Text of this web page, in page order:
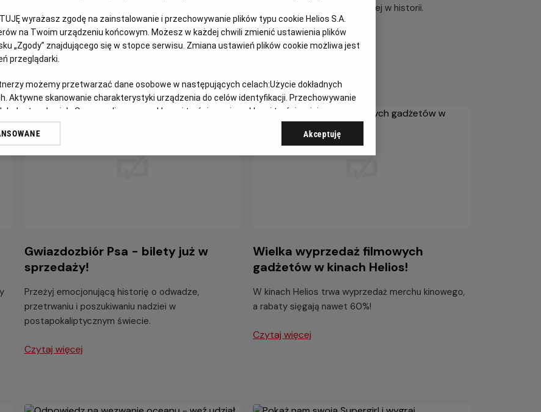
zapraszamy do udziału w kreatywnym konkursie.
Czytaj więcej
ich największej misji ratunkowej w historii.
Czytaj więcej
Gwiazdozbiór Psa - bilety już w
sprzedaży!
Przeżyj emocjonującą historię o odwadze,
przetrwaniu i poszukiwaniu nadziei w
postapokaliptycznym świecie.
Czytaj więcej
Wielka wyprzedaż filmowych
gadżetów w kinach Helios!
W kinach Helios trwa wyprzedaż merchu kinowego,
a rabaty sięgają nawet 60%!
Czytaj więcej
wyrażasz zgodę na zainstalowanie i przechowywanie plików typu cookie Helios S.A.
na Twoim urządzeniu końcowym. Możesz w każdej chwili zmienić ustawienia plików
„Zgody” znajdującego się w stopce serwisu. Zmiana ustawień plików cookie możliwa jest
przeglądarki.
możemy przetwarzać dane osobowe w następujących celach:Użycie dokładnych
Aktywne skanowanie charakterystyki urządzenia do celów identyfikacji. Przechowywanie
dostęp do nich. Spersonalizowane reklamy i treści, pomiar reklam i treści, opinie
Akceptuję